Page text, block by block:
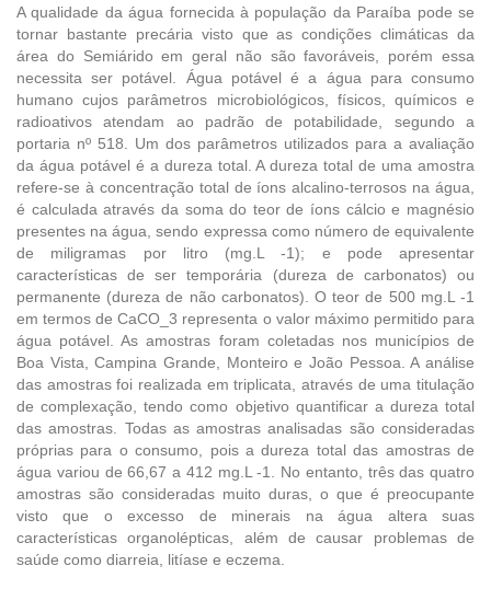
A qualidade da água fornecida à população da Paraíba pode se
tornar bastante precária visto que as condições climáticas da
área do Semiárido em geral não são favoráveis, porém essa
necessita ser potável. Água potável é a água para consumo
humano cujos parâmetros microbiológicos, físicos, químicos e
radioativos atendam ao padrão de potabilidade, segundo a
portaria nº 518. Um dos parâmetros utilizados para a avaliação
da água potável é a dureza total. A dureza total de uma amostra
refere-se à concentração total de íons alcalino-terrosos na água,
é calculada através da soma do teor de íons cálcio e magnésio
presentes na água, sendo expressa como número de equivalente
de miligramas por litro (mg.L -1); e pode apresentar
características de ser temporária (dureza de carbonatos) ou
permanente (dureza de não carbonatos). O teor de 500 mg.L -1
em termos de CaCO_3 representa o valor máximo permitido para
água potável. As amostras foram coletadas nos municípios de
Boa Vista, Campina Grande, Monteiro e João Pessoa. A análise
das amostras foi realizada em triplicata, através de uma titulação
de complexação, tendo como objetivo quantificar a dureza total
das amostras. Todas as amostras analisadas são consideradas
próprias para o consumo, pois a dureza total das amostras de
água variou de 66,67 a 412 mg.L -1. No entanto, três das quatro
amostras são consideradas muito duras, o que é preocupante
visto que o excesso de minerais na água altera suas
características organolépticas, além de causar problemas de
saúde como diarreia, litíase e eczema.